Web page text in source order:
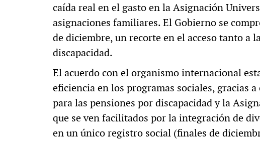
caída real en el gasto en la Asignación
asignaciones familiares. El Gobierno se
de diciembre, un recorte en el acceso tanto a
discapacidad.
El acuerdo con el organismo internacional
eficiencia en los programas sociales, gracias
para las pensiones por discapacidad y la
que se ven facilitados por la integración de
en un único registro social (finales de